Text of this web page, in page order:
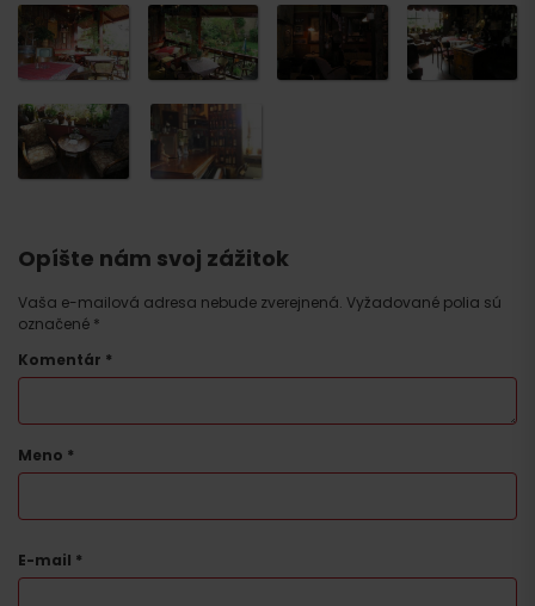
Opíšte nám svoj zážitok
Vaša e-mailová adresa nebude zverejnená. Vyžadované polia sú
označené *
Komentár *
Meno *
E-mail *